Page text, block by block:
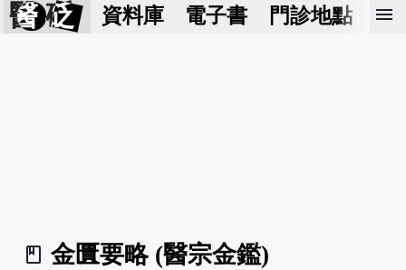
醫 砭 資料庫 電子書 門診地點 預
menu
book_2
金匱要略 (醫宗金鑑)